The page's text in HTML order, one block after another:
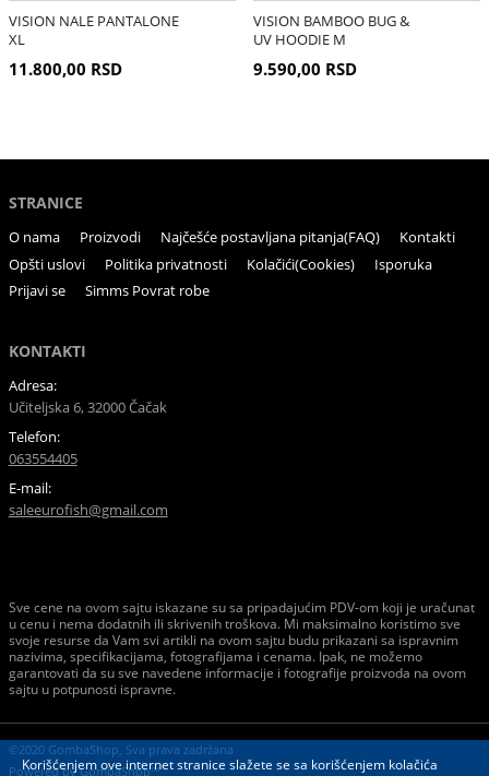
VISION NALE PANTALONE
XL
11.800,00 RSD
VISION BAMBOO BUG &
UV HOODIE M
9.590,00 RSD
STRANICE
O nama Proizvodi Najčešće postavljana pitanja(FAQ)
Kontakti
Opšti uslovi
Politika privatnosti Kolačići(Cookies)
Isporuka
Prijavi se
Simms Povrat robe
KONTAKTI
Adresa:
Učiteljska 6, 32000 Čačak
Telefon:
063554405
E-mail:
saleeurofish@gmail.com
Sve cene na ovom sajtu iskazane su sa pripadajućim PDV-om koji je uračunat
u cenu i nema dodatnih ili skrivenih troškova. Mi maksimalno koristimo sve
svoje resurse da Vam svi artikli na ovom sajtu budu prikazani sa ispravnim
nazivima, specifikacijama, fotografijama i cenama. Ipak, ne možemo
garantovati da su sve navedene informacije i fotografije proizvoda na ovom
sajtu u potpunosti ispravne.
©2020 GombaShop, Sva prava zadržana
Powered byGombaShop™
Korišćenjem ove internet stranice slažete se sa korišćenjem kolačića